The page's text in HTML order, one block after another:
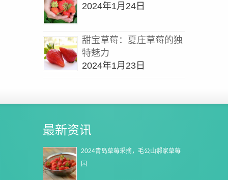
2024年1月24日
甜宝草莓：夏庄草莓的独
特魅力
2024年1月23日
最新资讯
2024青岛草莓采摘，毛公山郝家草莓
园